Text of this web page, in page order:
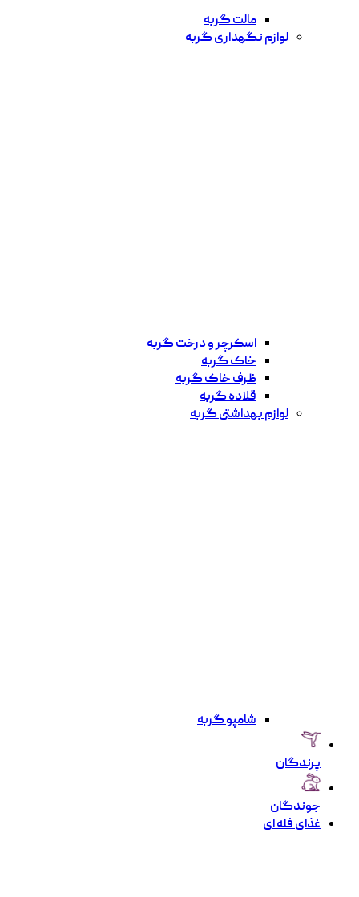
مالت گربه
لوازم نگهداری گربه
اسکرچر و درخت گربه
خاک گربه
ظرف خاک گربه
قلاده گربه
لوازم بهداشتی گربه
شامپو گربه
پرندگان
جوندگان
غذای فله ای